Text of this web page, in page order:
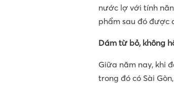
nước lợ với tính
phẩm sau đó được
Dám từ bỏ, không
Giữa năm nay, khi
trong đó có Sài